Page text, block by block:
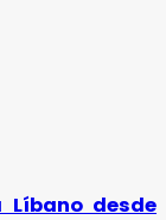
Líbano desde